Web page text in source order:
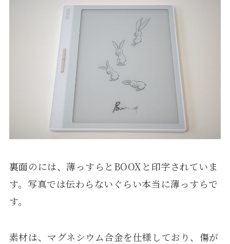
裏面のには、薄っすらとBOOXと印字されていま
す。写真では伝わらないぐらい本当に薄っすらで
す。
素材は、マグネシウム合金を仕様しており、傷が